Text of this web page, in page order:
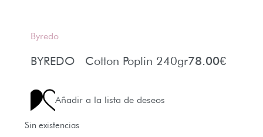
Byredo
BYREDO Cotton Poplin 240gr78.00€
Añadir a la lista de deseos
Sin existencias